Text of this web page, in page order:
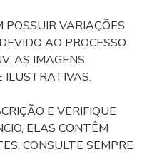
POSSUIR VARIAÇÕES
AO PROCESSO
AS IMAGENS
ILUSTRATIVAS.
E VERIFIQUE
ELAS CONTÊM
CONSULTE SEMPRE